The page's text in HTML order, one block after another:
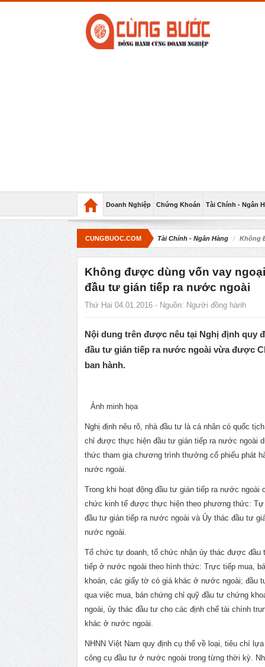
Doanh Nghiệp Chứng Khoán Tài Chính - Ngân
CUNGBUOC.COM Tài Chính - Ngân Hàng Không
Không được dùng vốn vay
đầu tư gián tiếp ra nước ngoài
Thứ Hai 04.01.2016 - Nguồn: Người đồng hành
Nội dung trên được nêu tại Nghị định quy
đầu tư gián tiếp ra nước ngoài vừa được
ban hành.
Ảnh minh họa
Nghị định nêu rõ, nhà đầu tư là cá nhân có quốc
chỉ được thực hiện đầu tư gián tiếp ra nước ngoài
thức tham gia chương trình thưởng cổ phiếu phát
nước ngoài.
Trong khi hoạt động đầu tư gián tiếp ra nước ngoài
chức kinh tế được thực hiện theo phương thức: Tự
đầu tư gián tiếp ra nước ngoài và Ủy thác đầu tư
nước ngoài.
Tổ chức tự doanh, tổ chức nhận ủy thác được đầu
tiếp ở nước ngoài theo hình thức: Trực tiếp mua,
khoán, các giấy tờ có giá khác ở nước ngoài; đầu
qua việc mua, bán chứng chỉ quỹ đầu tư chứng
ngoài, ủy thác đầu tư cho các định chế tài chính
khác ở nước ngoài.
NHNN Việt Nam quy định cụ thể về loại, tiêu chí
công cụ đầu tư ở nước ngoài trong từng thời kỳ.